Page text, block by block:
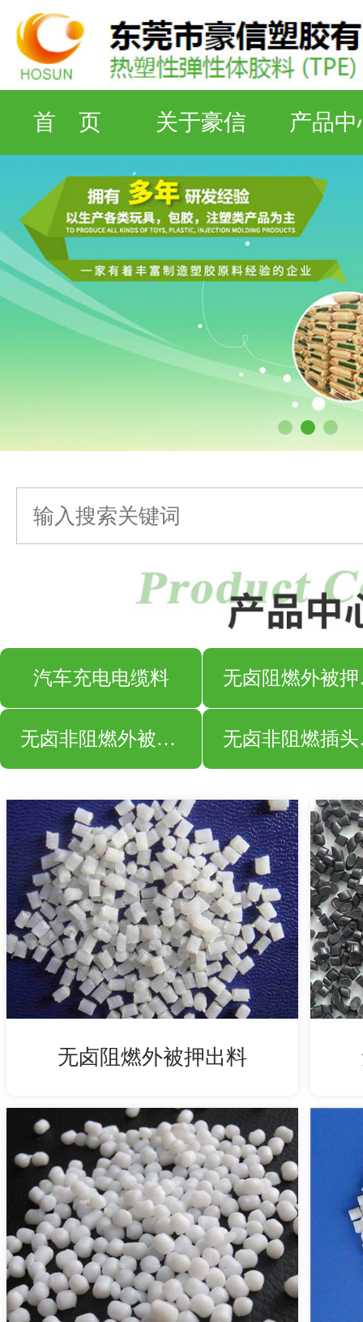
首 页 关于豪信 产品中
检测设备 工厂资质 联系
汽车充电电缆料
无卤非阻燃外被押出料
无卤阻燃外被押出料